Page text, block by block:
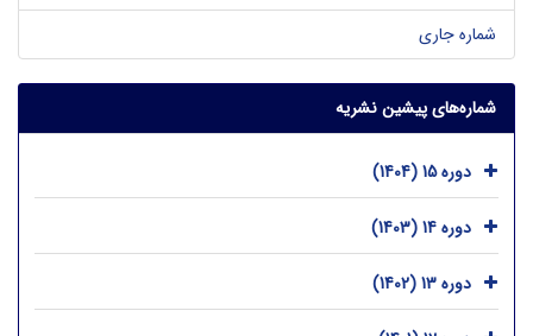
شماره جاری
شماره‌های پیشین نشریه
دوره 15 (1404)
دوره 14 (1403)
دوره 13 (1402)